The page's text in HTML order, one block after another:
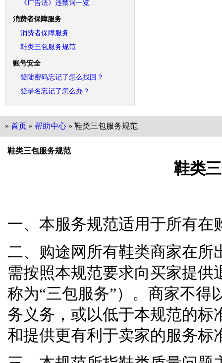
《广告法》违禁词一览
消费者保障服务
消费者保障服务
鞋类三包服务规范
账号安全
登陆密码忘记了怎么找回？
登录名忘记了怎么办？
» 首页 » 帮助中心 » 鞋类三包服务规范
鞋类三包服务规范
鞋类
一、本服务规范适用于所有
二、购途网所有鞋类商家在所
需按照本规范要求向买家提
称为“三包服务”）。商家不得
务义务，或以低于本规范的
和提供更有利于卖家的服务标